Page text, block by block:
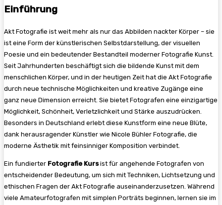
Einführung
Akt Fotografie ist weit mehr als nur das Abbilden nackter Körper – sie
ist eine Form der künstlerischen Selbstdarstellung, der visuellen
Poesie und ein bedeutender Bestandteil moderner Fotografie Kunst.
Seit Jahrhunderten beschäftigt sich die bildende Kunst mit dem
menschlichen Körper, und in der heutigen Zeit hat die Akt Fotografie
durch neue technische Möglichkeiten und kreative Zugänge eine
ganz neue Dimension erreicht. Sie bietet Fotografen eine einzigartige
Möglichkeit, Schönheit, Verletzlichkeit und Stärke auszudrücken.
Besonders in Deutschland erlebt diese Kunstform eine neue Blüte,
dank herausragender Künstler wie Nicole Bühler Fotografie, die
moderne Ästhetik mit feinsinniger Komposition verbindet.
Ein fundierter Fotografie Kursist für angehende Fotografen von
entscheidender Bedeutung, um sich mit Techniken, Lichtsetzung und
ethischen Fragen der Akt Fotografie auseinanderzusetzen. Während
viele Amateurfotografen mit simplen Porträts beginnen, lernen sie im